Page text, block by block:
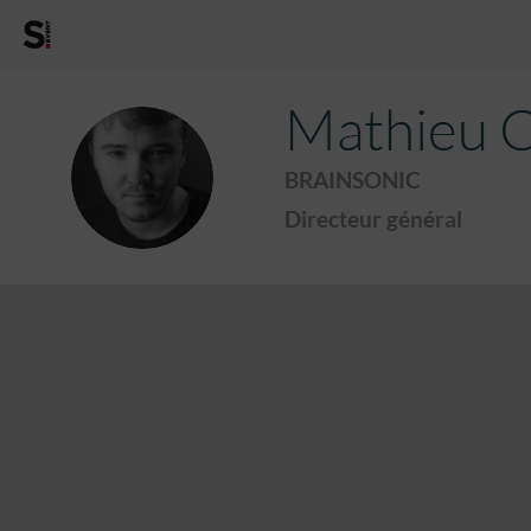
MC
Mathieu
BRAINSONIC
Directeur général